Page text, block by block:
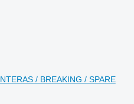
/ BREAKING / SPARE